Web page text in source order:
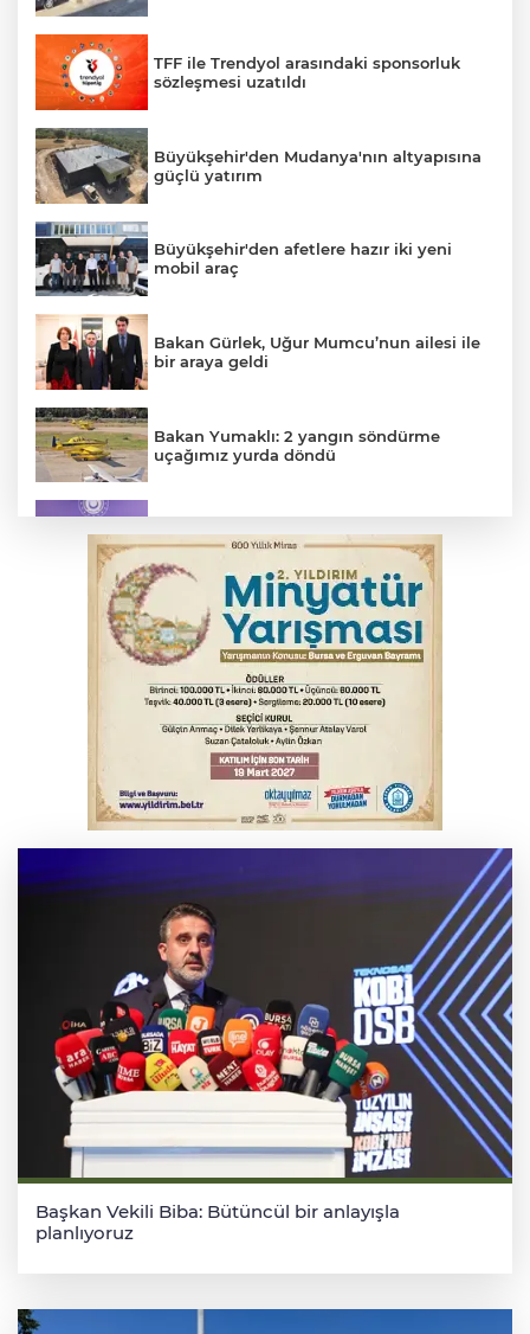
TFF ile Trendyol arasındaki sponsorluk
sözleşmesi uzatıldı
Büyükşehir'den Mudanya'nın altyapısına
güçlü yatırım
Büyükşehir'den afetlere hazır iki yeni
mobil araç
Bakan Gürlek, Uğur Mumcu’nun ailesi ile
bir araya geldi
Bakan Yumaklı: 2 yangın söndürme
uçağımız yurda döndü
milletimize hayırlı olsun
YENİ Parti Genel Başkanı Özel'den
Çerçeve Yasa yorumu
Osmangazi’de kaldırım işgaline geçit yok
BUÜ’nün laboratuvarları tam kapasite ile
sektörün hizmetinde
Başkan Vekili Biba: Bütüncül bir anlayışla
planlıyoruz